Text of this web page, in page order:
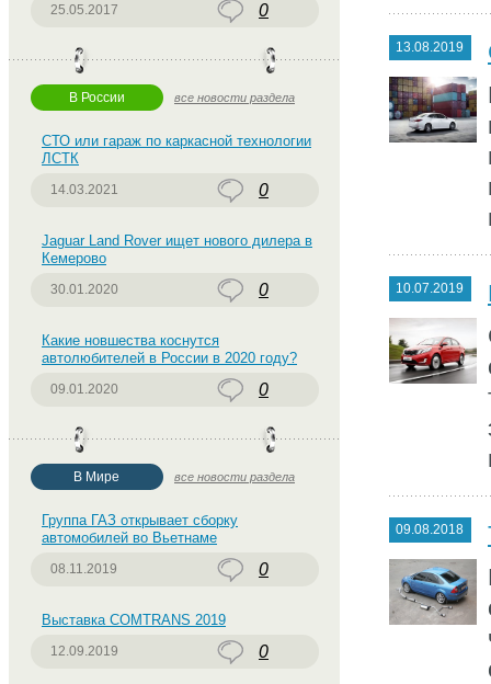
13.08.2019
10.07.2019
09.08.2018
25.05.2017 0
В России все новости раздела
СТО или гараж по каркасной технологии
ЛСТК
14.03.2021 0
Jaguar Land Rover ищет нового дилера в
Кемерово
30.01.2020 0
Какие новшества коснутся
автолюбителей в России в 2020 году?
09.01.2020 0
В Мире все новости раздела
Группа ГАЗ открывает сборку
автомобилей во Вьетнаме
08.11.2019 0
Выставка COMTRANS 2019
12.09.2019 0